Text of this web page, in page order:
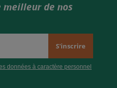
meilleur de nos